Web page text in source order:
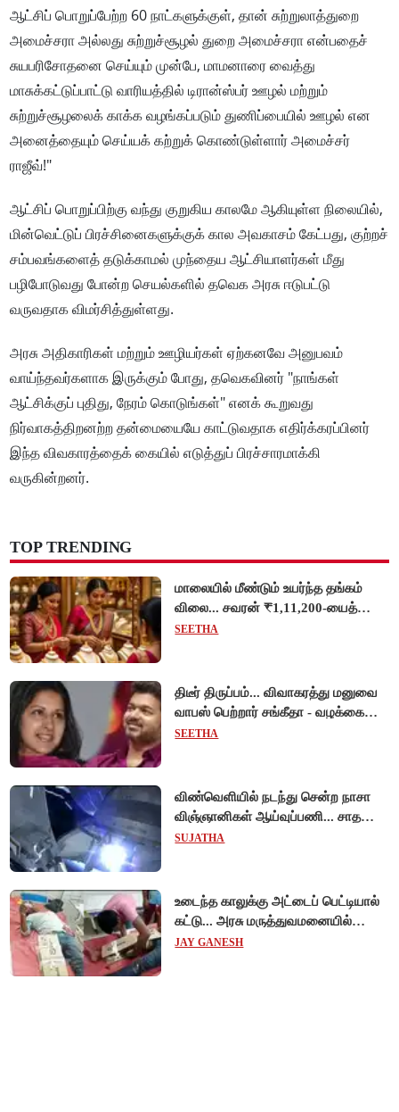
ஆட்சிப் பொறுப்பேற்ற 60 நாட்களுக்குள், தான் சுற்றுலாத்துறை
அமைச்சரா அல்லது சுற்றுச்சூழல் துறை அமைச்சரா என்பதைச்
சுயபரிசோதனை செய்யும் முன்பே, மாமனாரை வைத்து
மாசுக்கட்டுப்பாட்டு வாரியத்தில் டிரான்ஸ்பர் ஊழல் மற்றும்
சுற்றுச்சூழலைக் காக்க வழங்கப்படும் துணிப்பையில் ஊழல் என
அனைத்தையும் செய்யக் கற்றுக் கொண்டுள்ளார் அமைச்சர்
ராஜீவ்!"
ஆட்சிப் பொறுப்பிற்கு வந்து குறுகிய காலமே ஆகியுள்ள நிலையில்,
மின்வெட்டுப் பிரச்சினைகளுக்குக் கால அவகாசம் கேட்பது, குற்றச்
சம்பவங்களைத் தடுக்காமல் முந்தைய ஆட்சியாளர்கள் மீது
பழிபோடுவது போன்ற செயல்களில் தவெக அரசு ஈடுபட்டு
வருவதாக விமர்சித்துள்ளது.
அரசு அதிகாரிகள் மற்றும் ஊழியர்கள் ஏற்கனவே அனுபவம்
வாய்ந்தவர்களாக இருக்கும் போது, தவெகவினர் "நாங்கள்
ஆட்சிக்குப் புதிது, நேரம் கொடுங்கள்" எனக் கூறுவது
நிர்வாகத்திறனற்ற தன்மையையே காட்டுவதாக எதிர்க்கரப்பினர்
இந்த விவகாரத்தைக் கையில் எடுத்துப் பிரச்சாரமாக்கி
வருகின்றனர்.
TOP TRENDING
மாலையில் மீண்டும் உயர்ந்த தங்கம்
விலை... சவரன் ₹1,11,200-யைத்
தொட்டது!
SEETHA
திடீர் திருப்பம்... விவாகரத்து மனுவை
வாபஸ் பெற்றார் சங்கீதா - வழக்கை
முடித்து வைத்தது செங்கல்பட்டு
SEETHA
விண்வெளியில் நடந்து சென்ற நாசா
விஞ்ஞானிகள் ஆய்வுப்பணி... சாதனை
!
SUJATHA
உடைந்த காலுக்கு அட்டைப் பெட்டியால்
கட்டு... அரசு மருத்துவமனையில்
விநோத சிகிச்சை... அதிர்ச்சி வீடியோ!
JAY GANESH